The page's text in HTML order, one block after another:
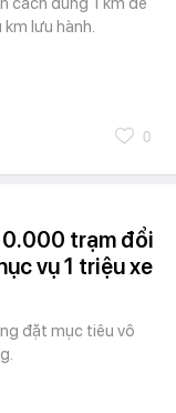
lưu hành.
0
trạm đổi
vụ 1 triệu xe
đặt mục tiêu vô